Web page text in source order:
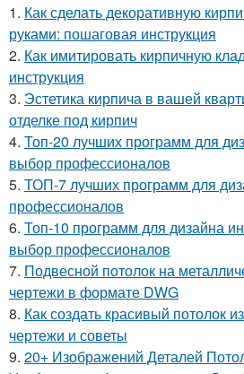
1. Как сделать декоративную
руками: пошаговая инструкция
2. Как имитировать кирпичную
инструкция
3. Эстетика кирпича в вашей
отделке под кирпич
4. Топ-20 лучших программ для
выбор профессионалов
5. ТОП-7 лучших программ для
профессионалов
6. Топ-10 программ для дизайна
выбор профессионалов
7. Подвесной потолок на
чертежи в формате DWG
8. Как создать красивый потолок
чертежи и советы
9. 20+ Изображений Деталей